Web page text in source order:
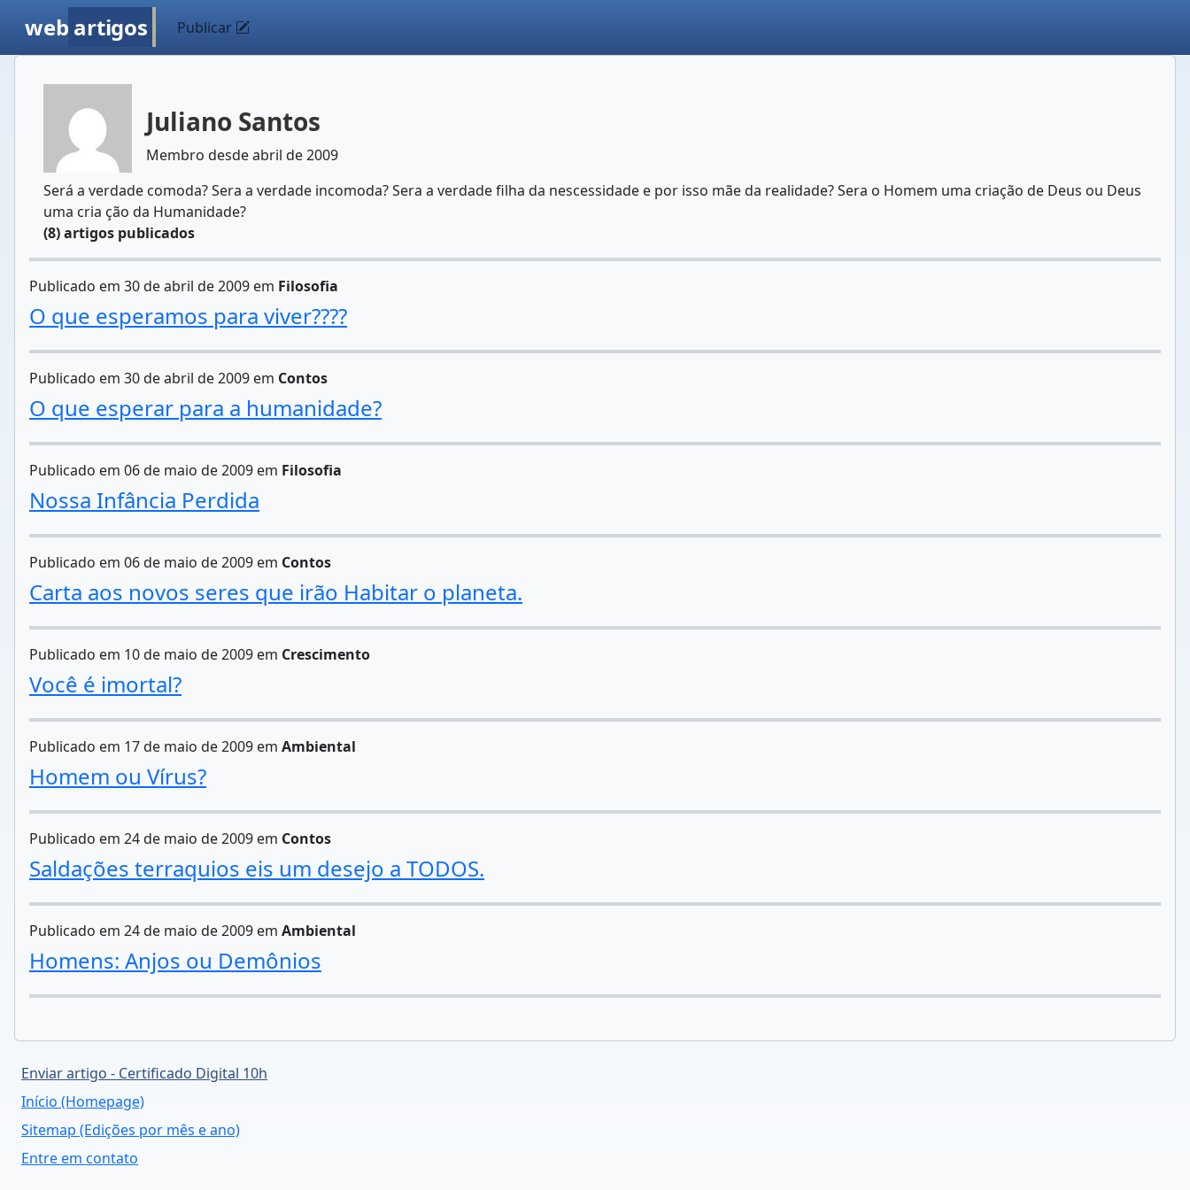
web artigos Publicar
Juliano Santos
Membro desde abril de 2009
Será a verdade comoda? Sera a verdade incomoda? Sera a verdade filha da nescessidade e por isso mãe da realidade? Sera o Homem uma criação de Deus ou Deus
uma cria ção da Humanidade?
(8) artigos publicados
Publicado em 30 de abril de 2009 em Filosofia
O que esperamos para viver????
Publicado em 30 de abril de 2009 em Contos
O que esperar para a humanidade?
Publicado em 06 de maio de 2009 em Filosofia
Nossa Infância Perdida
Publicado em 06 de maio de 2009 em Contos
Carta aos novos seres que irão Habitar o planeta.
Publicado em 10 de maio de 2009 em Crescimento
Você é imortal?
Publicado em 17 de maio de 2009 em Ambiental
Homem ou Vírus?
Publicado em 24 de maio de 2009 em Contos
Saldações terraquios eis um desejo a TODOS.
Publicado em 24 de maio de 2009 em Ambiental
Homens: Anjos ou Demônios
Enviar artigo - Certificado Digital 10h
Início (Homepage)
Sitemap (Edições por mês e ano)
Entre em contato